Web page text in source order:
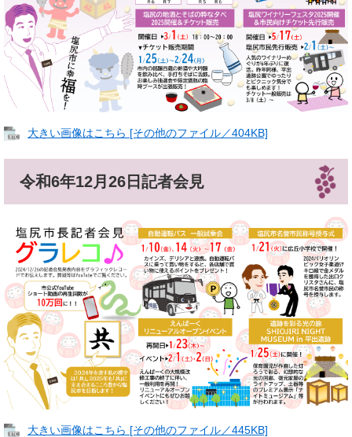
大きい画像はこちら [その他のファイル／404KB]
令和6年12月26日記者会見
大きい画像はこちら [その他のファイル／445KB]